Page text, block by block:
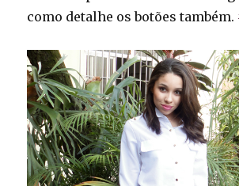
como detalhe os botões também.